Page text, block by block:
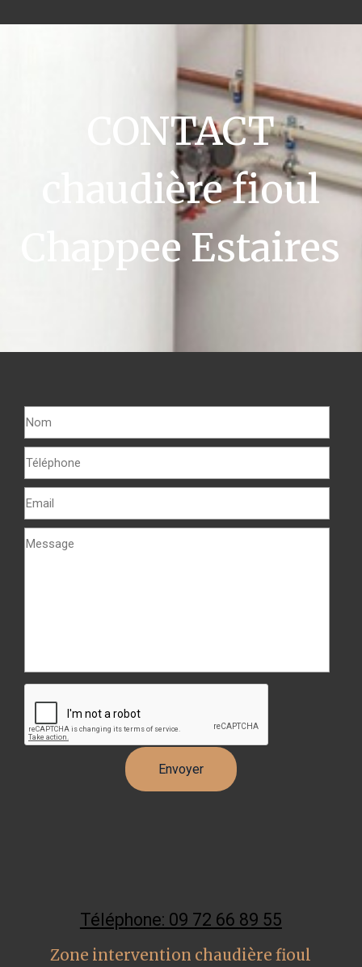
CONTACT
chaudière fioul
Chappee Estaires
Téléphone: 09 72 66 89 55
Zone intervention chaudière fioul